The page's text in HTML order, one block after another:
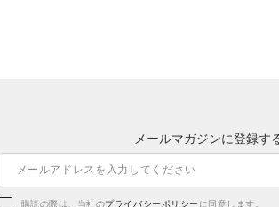
メールマガジンに登録す
購読の際は、当社のプライバシーポリシー に同意します。